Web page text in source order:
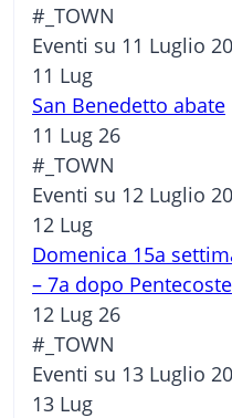
#_TOWN
Eventi su 11 Luglio
11 Lug
San Benedetto abate
11 Lug 26
#_TOWN
Eventi su 12 Luglio
12 Lug
Domenica 15a
– 7a dopo Pentecoste
12 Lug 26
#_TOWN
Eventi su 13 Luglio
13 Lug